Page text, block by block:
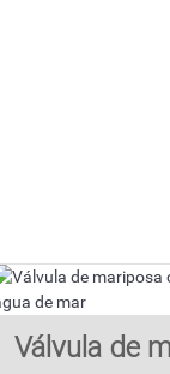
Válvula de